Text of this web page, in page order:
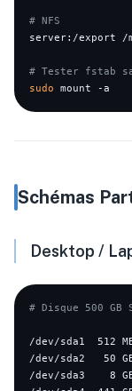
# NFS
server:/export /
# Tester fstab
sudo
Schémas
Desktop /
# Disque 500 GB
/dev/sda1  512
/dev/sda2   50
/dev/sda3    8